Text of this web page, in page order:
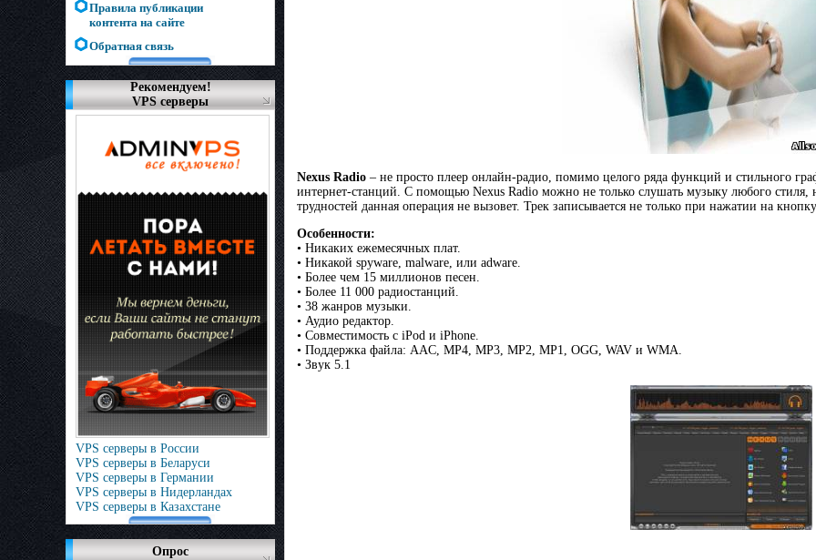
Правила публикации
контента на сайте
Обратная связь
Рекомендуем!
VPS серверы
VPS серверы в России
VPS серверы в Беларуси
VPS серверы в Германии
VPS серверы в Нидерландах
VPS серверы в Казахстане
Опрос
Nexus Radio – не просто плеер онлайн-радио, помимо целого ряда функций и стильного
интернет-станций. С помощью Nexus Radio можно не только слушать музыку любого
трудностей данная операция не вызовет. Трек записывается не только при нажатии на
Особенности:
• Никаких ежемесячных плат.
• Никакой spyware, malware, или adware.
• Более чем 15 миллионов песен.
• Более 11 000 радиостанций.
• 38 жанров музыки.
• Аудио редактор.
• Совместимость с iPod и iPhone.
• Поддержка файла: AAC, MP4, MP3, MP2, MP1, OGG, WAV и WMA.
• Звук 5.1